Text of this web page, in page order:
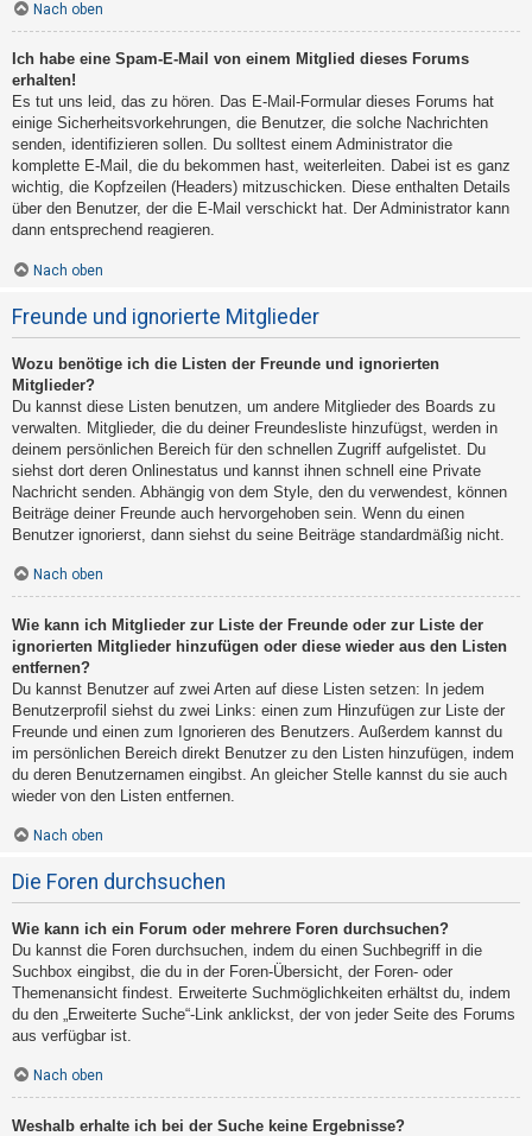
Nach oben
Ich habe eine Spam-E-Mail von einem Mitglied dieses Forums
erhalten!
Es tut uns leid, das zu hören. Das E-Mail-Formular dieses Forums hat
einige Sicherheitsvorkehrungen, die Benutzer, die solche Nachrichten
senden, identifizieren sollen. Du solltest einem Administrator die
komplette E-Mail, die du bekommen hast, weiterleiten. Dabei ist es ganz
wichtig, die Kopfzeilen (Headers) mitzuschicken. Diese enthalten Details
über den Benutzer, der die E-Mail verschickt hat. Der Administrator kann
dann entsprechend reagieren.
Nach oben
Freunde und ignorierte Mitglieder
Wozu benötige ich die Listen der Freunde und ignorierten
Mitglieder?
Du kannst diese Listen benutzen, um andere Mitglieder des Boards zu
verwalten. Mitglieder, die du deiner Freundesliste hinzufügst, werden in
deinem persönlichen Bereich für den schnellen Zugriff aufgelistet. Du
siehst dort deren Onlinestatus und kannst ihnen schnell eine Private
Nachricht senden. Abhängig von dem Style, den du verwendest, können
Beiträge deiner Freunde auch hervorgehoben sein. Wenn du einen
Benutzer ignorierst, dann siehst du seine Beiträge standardmäßig nicht.
Nach oben
Wie kann ich Mitglieder zur Liste der Freunde oder zur Liste der
ignorierten Mitglieder hinzufügen oder diese wieder aus den Listen
entfernen?
Du kannst Benutzer auf zwei Arten auf diese Listen setzen: In jedem
Benutzerprofil siehst du zwei Links: einen zum Hinzufügen zur Liste der
Freunde und einen zum Ignorieren des Benutzers. Außerdem kannst du
im persönlichen Bereich direkt Benutzer zu den Listen hinzufügen, indem
du deren Benutzernamen eingibst. An gleicher Stelle kannst du sie auch
wieder von den Listen entfernen.
Nach oben
Die Foren durchsuchen
Wie kann ich ein Forum oder mehrere Foren durchsuchen?
Du kannst die Foren durchsuchen, indem du einen Suchbegriff in die
Suchbox eingibst, die du in der Foren-Übersicht, der Foren- oder
Themenansicht findest. Erweiterte Suchmöglichkeiten erhältst du, indem
du den „Erweiterte Suche“-Link anklickst, der von jeder Seite des Forums
aus verfügbar ist.
Nach oben
Weshalb erhalte ich bei der Suche keine Ergebnisse?